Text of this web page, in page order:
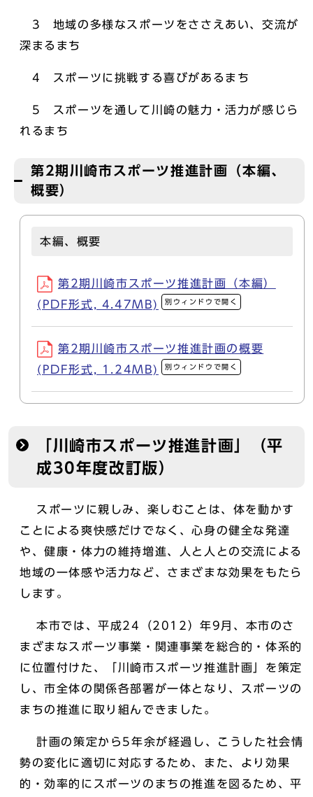
3 地域の多様なスポーツをささえあい、交流が
深まるまち
4 スポーツに挑戦する喜びがあるまち
5 スポーツを通して川崎の魅力・活力が感じら
れるまち
第2期川崎市スポーツ推進計画（本編、
概要）
本編、概要
第2期川崎市スポーツ推進計画（本編）
(PDF形式, 4.47MB)
別ウィンドウで開く
第2期川崎市スポーツ推進計画の概要
(PDF形式, 1.24MB)
別ウィンドウで開く
「川崎市スポーツ推進計画」（平
成30年度改訂版）
スポーツに親しみ、楽しむことは、体を動かす
ことによる爽快感だけでなく、心身の健全な発達
や、健康・体力の維持増進、人と人との交流による
地域の一体感や活力など、さまざまな効果をもたら
します。
本市では、平成24（2012）年9月、本市のさ
まざまなスポーツ事業・関連事業を総合的・体系的
に位置付けた、「川崎市スポーツ推進計画」を策定
し、市全体の関係各部署が一体となり、スポーツの
まちの推進に取り組んできました。
計画の策定から5年余が経過し、こうした社会情
勢の変化に適切に対応するため、また、より効果
的・効率的にスポーツのまちの推進を図るため、平